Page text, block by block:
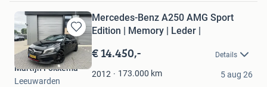
Bewaren
in
Mijn
Favorieten
Mercedes-Benz A250 AMG Sport
Edition | Memory | Leder |
€ 14.450,- Details
2012 173.000 km
Martijn Fokkema
Leeuwarden
5 aug 26